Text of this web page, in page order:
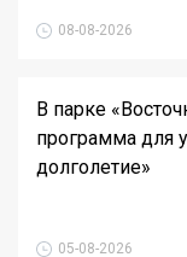
08-08-2026
В парке
программа для
долголетие»
05-08-2026